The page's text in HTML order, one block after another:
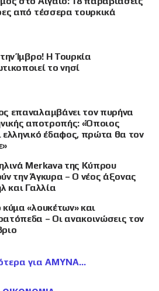
από τέσσερα τουρκικά
Ίμβρο! Η Τουρκία
το νησί
επαναλαμβάνει τον πυρήνα
αποτροπής: «Όποιος
ελληνικό έδαφος, πρώτα θα τον
Merkava της Κύπρου
την Άγκυρα – Ο νέος άξονας
και Γαλλία
κύμα «λουκέτων» και
– Οι ανακοινώσεις τον
για ΑΜΥΝΑ